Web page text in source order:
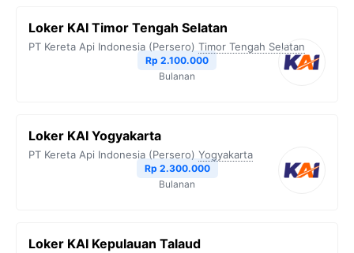
Loker KAI Timor Tengah Selatan
PT Kereta Api Indonesia (Persero) Timor Tengah Selatan
Rp 2.100.000
Bulanan
Loker KAI Yogyakarta
PT Kereta Api Indonesia (Persero) Yogyakarta
Rp 2.300.000
Bulanan
Loker KAI Kepulauan Talaud